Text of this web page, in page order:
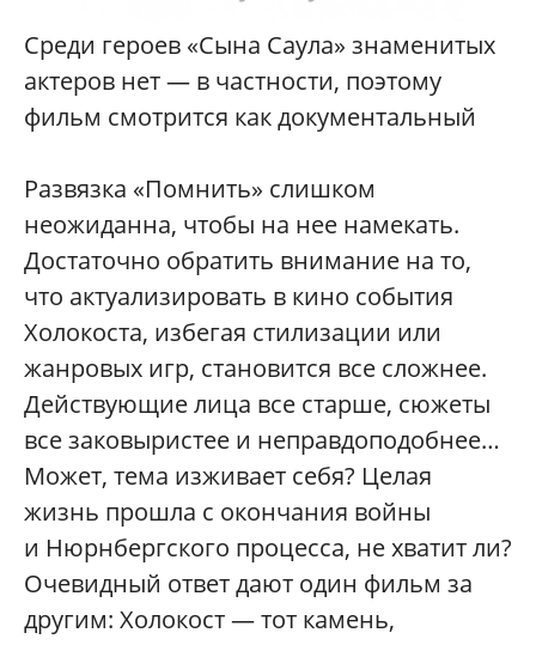
Среди героев «Сына Саула» знаменитых
актеров нет — в частности, поэтому
фильм смотрится как документальный
Развязка «Помнить» слишком
неожиданна, чтобы на нее намекать.
Достаточно обратить внимание на то,
что актуализировать в кино события
Холокоста, избегая стилизации или
жанровых игр, становится все сложнее.
Действующие лица все старше, сюжеты
все заковыристее и неправдоподобнее…
Может, тема изживает себя? Целая
жизнь прошла с окончания войны
и Нюрнбергского процесса, не хватит ли?
Очевидный ответ дают один фильм за
другим: Холокост — тот камень,